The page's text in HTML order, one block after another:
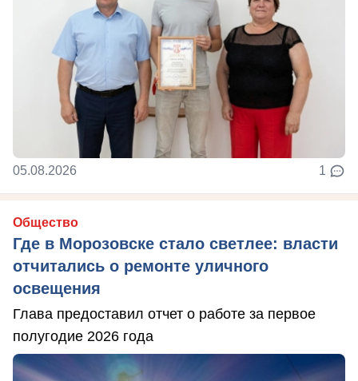
05.08.2026 1
Общество
Где в Морозовске стало светлее: власти
отчитались о ремонте уличного
освещения
Глава предоставил отчет о работе за первое
полугодие 2026 года